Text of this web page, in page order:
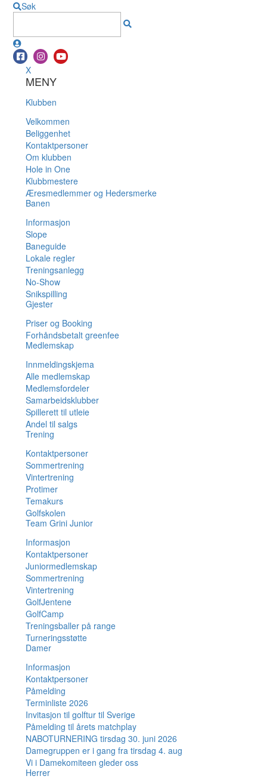
Søk
X
MENY
Klubben
Velkommen
Beliggenhet
Kontaktpersoner
Om klubben
Hole in One
Klubbmestere
Æresmedlemmer og Hedersmerke
Banen
Informasjon
Slope
Baneguide
Lokale regler
Treningsanlegg
No-Show
Snikspilling
Gjester
Priser og Booking
Forhåndsbetalt greenfee
Medlemskap
Innmeldingskjema
Alle medlemskap
Medlemsfordeler
Samarbeidsklubber
Spillerett til utleie
Andel til salgs
Trening
Kontaktpersoner
Sommertrening
Vintertrening
Protimer
Temakurs
Golfskolen
Team Grini Junior
Informasjon
Kontaktpersoner
Juniormedlemskap
Sommertrening
Vintertrening
GolfJentene
GolfCamp
Treningsballer på range
Turneringsstøtte
Damer
Informasjon
Kontaktpersoner
Påmelding
Terminliste 2026
Invitasjon til golftur til Sverige
Påmelding til årets matchplay
NABOTURNERING tirsdag 30. juni 2026
Damegruppen er i gang fra tirsdag 4. aug
Vi i Damekomiteen gleder oss
Herrer